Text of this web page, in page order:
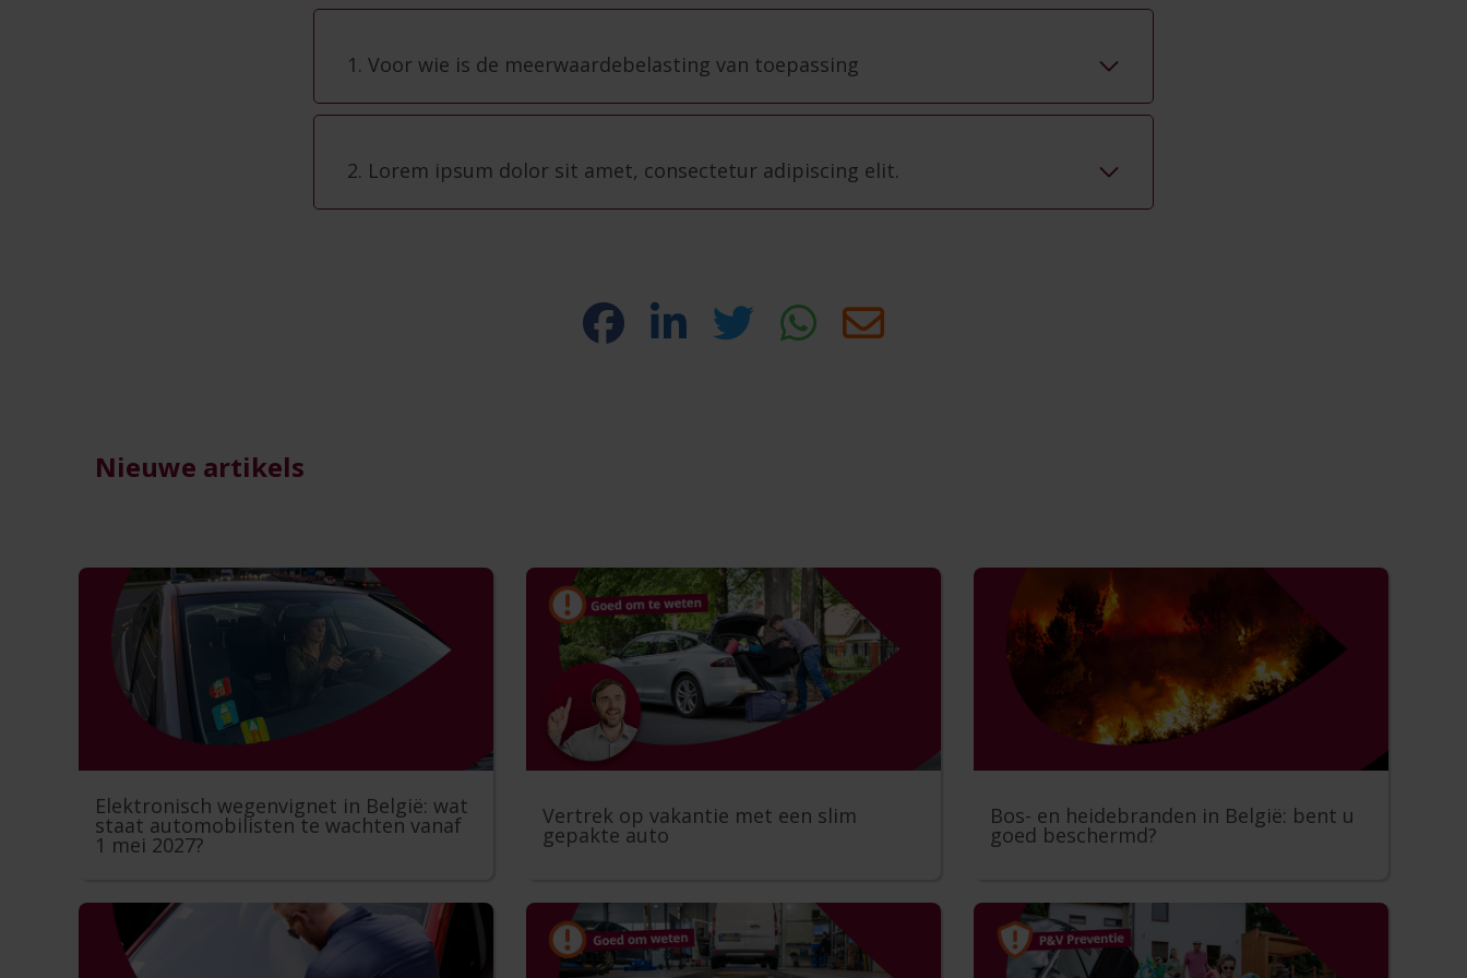
1. Voor wie is de meerwaardebelasting van toepassing
2. Lorem ipsum dolor sit amet, consectetur adipiscing elit.
Nieuwe artikels
Elektronisch wegenvignet in België: wat
staat automobilisten te wachten vanaf
1 mei 2027?
Vertrek op vakantie met een slim
gepakte auto
Bos- en heidebranden in België: bent u
goed beschermd?